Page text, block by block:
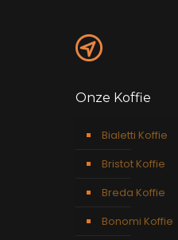
Onze Koffie
Bialetti Koffie
Bristot Koffie
Breda Koffie
Bonomi Koffie